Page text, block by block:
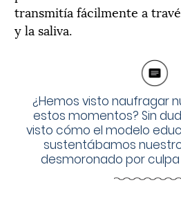
transmitía fácilmente a
y la saliva.
¿Hemos visto naufragar
estos momentos? Sin
visto cómo el modelo
sustentábamos
desmoronado por